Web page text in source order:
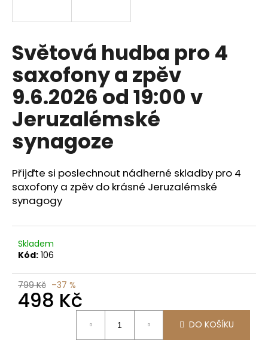
Světová hudba pro 4
saxofony a zpěv
9.6.2026 od 19:00 v
Jeruzalémské
synagoze
Přijďte si poslechnout nádherné skladby pro 4
saxofony a zpěv do krásné Jeruzalémské
synagogy
Skladem
Kód: 106
799 Kč –37 %
498 Kč
DO KOŠÍKU
í
t
?
HLEDAT